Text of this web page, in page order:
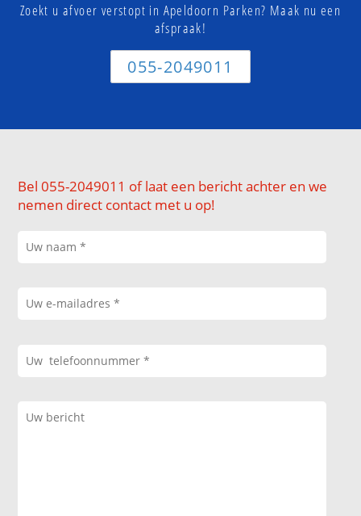
Zoekt u afvoer verstopt in Apeldoorn Parken? Maak nu een
afspraak!
055-2049011
Bel 055-2049011 of laat een bericht achter en we
nemen direct contact met u op!